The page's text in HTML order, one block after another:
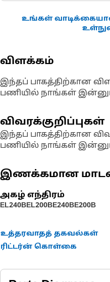
உங்கள்
விளக்கம்
இந்தப் பாகத்திற்கான
பணியில் நாங்கள்
விவரக்குறிப்புகள்
இந்தப் பாகத்திற்கான
பணியில் நாங்கள்
இணக்கமான
அகழ் எந்திரம்
EL240BEL200BE240BE200B
உத்தரவாதத் தகவல்கள்
ரிட்டர்ன் கொள்கை